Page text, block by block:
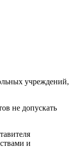
учреждений,
не допускать
и